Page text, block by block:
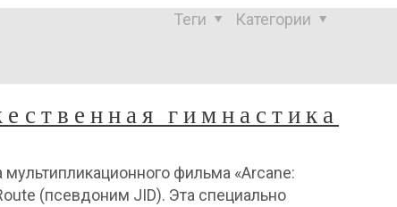
Категории
Теги
гимнастика
фильма «Arcane:
(псевдоним JID). Эта специально